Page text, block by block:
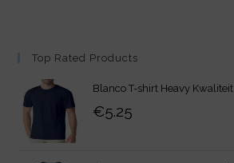
Top Rated Products
Blanco T-shirt Heavy Kwaliteit
€5.25